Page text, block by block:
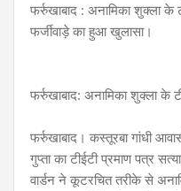
फर्रुखाबाद : अनामिका शुक्ला के
फर्जीवाड़े का हुआ खुलासा।
फर्रुखाबाद: अनामिका शुक्ला के
फर्रुखाबाद। कस्तूरबा गांधी
गुप्ता का टीईटी प्रमाण पत्र
वार्डन ने कूटरचित तरीके से